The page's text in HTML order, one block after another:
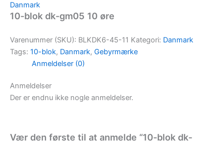
Danmark
10-blok dk-gm05 10 øre
Varenummer (SKU): BLKDK6-45-11 Kategori: Danmark
Tags: 10-blok, Danmark, Gebyrmærke
Anmeldelser (0)
Anmeldelser
Der er endnu ikke nogle anmeldelser.
Vær den første til at anmelde “10-blok dk-